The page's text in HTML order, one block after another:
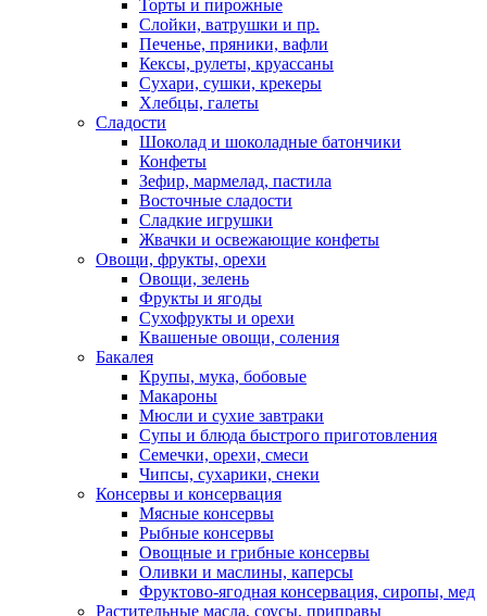
Торты и пирожные
Слойки, ватрушки и пр.
Печенье, пряники, вафли
Кексы, рулеты, круассаны
Сухари, сушки, крекеры
Хлебцы, галеты
Сладости
Шоколад и шоколадные батончики
Конфеты
Зефир, мармелад, пастила
Восточные сладости
Сладкие игрушки
Жвачки и освежающие конфеты
Овощи, фрукты, орехи
Овощи, зелень
Фрукты и ягоды
Сухофрукты и орехи
Квашеные овощи, соления
Бакалея
Крупы, мука, бобовые
Макароны
Мюсли и сухие завтраки
Супы и блюда быстрого приготовления
Семечки, орехи, смеси
Чипсы, сухарики, снеки
Консервы и консервация
Мясные консервы
Рыбные консервы
Овощные и грибные консервы
Оливки и маслины, каперсы
Фруктово-ягодная консервация, сиропы, мед
Растительные масла, соусы, приправы